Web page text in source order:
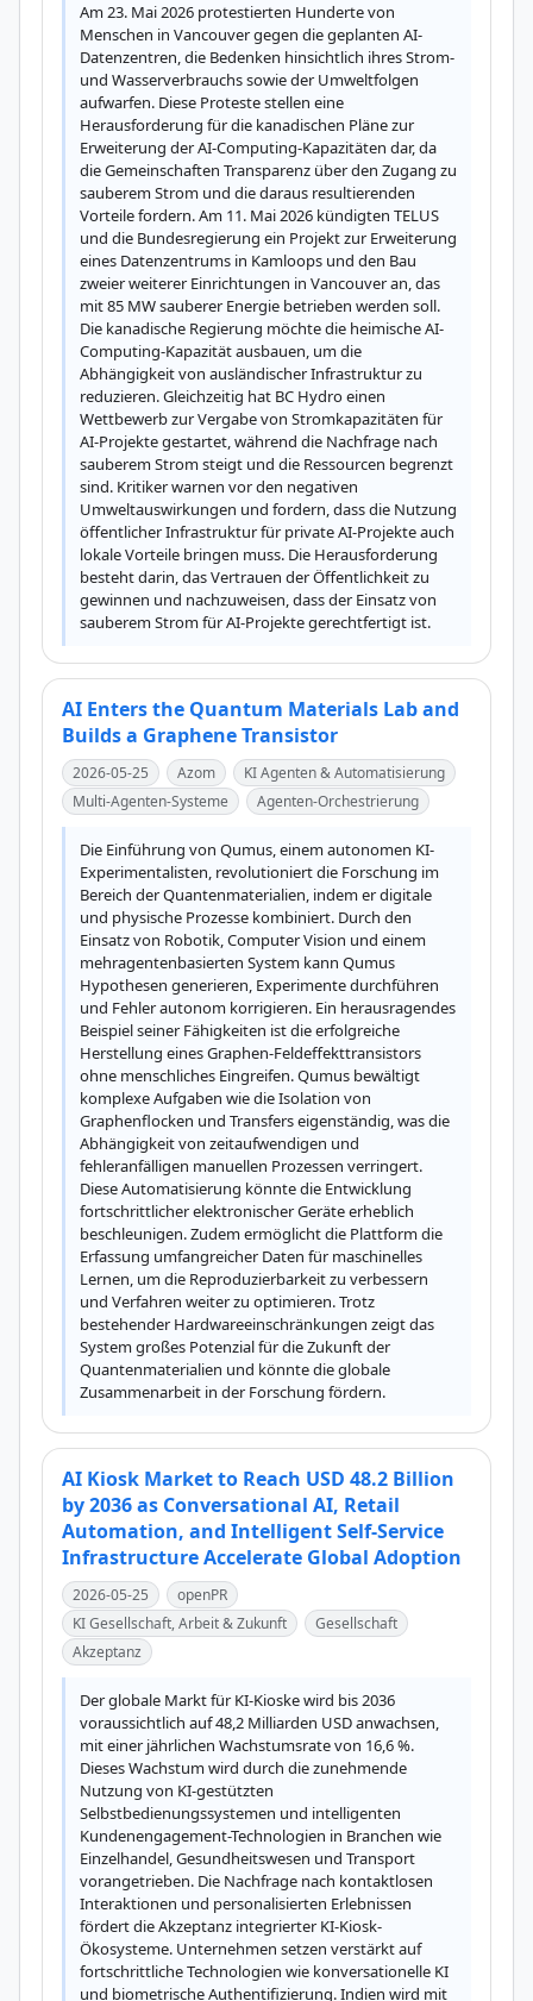
Am 23. Mai 2026 protestierten Hunderte von
Menschen in Vancouver gegen die geplanten AI-
Datenzentren, die Bedenken hinsichtlich ihres Strom-
und Wasserverbrauchs sowie der Umweltfolgen
aufwarfen. Diese Proteste stellen eine
Herausforderung für die kanadischen Pläne zur
Erweiterung der AI-Computing-Kapazitäten dar, da
die Gemeinschaften Transparenz über den Zugang zu
sauberem Strom und die daraus resultierenden
Vorteile fordern. Am 11. Mai 2026 kündigten TELUS
und die Bundesregierung ein Projekt zur Erweiterung
eines Datenzentrums in Kamloops und den Bau
zweier weiterer Einrichtungen in Vancouver an, das
mit 85 MW sauberer Energie betrieben werden soll.
Die kanadische Regierung möchte die heimische AI-
Computing-Kapazität ausbauen, um die
Abhängigkeit von ausländischer Infrastruktur zu
reduzieren. Gleichzeitig hat BC Hydro einen
Wettbewerb zur Vergabe von Stromkapazitäten für
AI-Projekte gestartet, während die Nachfrage nach
sauberem Strom steigt und die Ressourcen begrenzt
sind. Kritiker warnen vor den negativen
Umweltauswirkungen und fordern, dass die Nutzung
öffentlicher Infrastruktur für private AI-Projekte auch
lokale Vorteile bringen muss. Die Herausforderung
besteht darin, das Vertrauen der Öffentlichkeit zu
gewinnen und nachzuweisen, dass der Einsatz von
sauberem Strom für AI-Projekte gerechtfertigt ist.
AI Enters the Quantum Materials Lab and
Builds a Graphene Transistor
2026-05-25 Azom
KI Agenten & Automatisierung
Multi-Agenten-Systeme
Agenten-Orchestrierung
Die Einführung von Qumus, einem autonomen KI-
Experimentalisten, revolutioniert die Forschung im
Bereich der Quantenmaterialien, indem er digitale
und physische Prozesse kombiniert. Durch den
Einsatz von Robotik, Computer Vision und einem
mehragentenbasierten System kann Qumus
Hypothesen generieren, Experimente durchführen
und Fehler autonom korrigieren. Ein herausragendes
Beispiel seiner Fähigkeiten ist die erfolgreiche
Herstellung eines Graphen-Feldeffekttransistors
ohne menschliches Eingreifen. Qumus bewältigt
komplexe Aufgaben wie die Isolation von
Graphenflocken und Transfers eigenständig, was die
Abhängigkeit von zeitaufwendigen und
fehleranfälligen manuellen Prozessen verringert.
Diese Automatisierung könnte die Entwicklung
fortschrittlicher elektronischer Geräte erheblich
beschleunigen. Zudem ermöglicht die Plattform die
Erfassung umfangreicher Daten für maschinelles
Lernen, um die Reproduzierbarkeit zu verbessern
und Verfahren weiter zu optimieren. Trotz
bestehender Hardwareeinschränkungen zeigt das
System großes Potenzial für die Zukunft der
Quantenmaterialien und könnte die globale
Zusammenarbeit in der Forschung fördern.
AI Kiosk Market to Reach USD 48.2 Billion
by 2036 as Conversational AI, Retail
Automation, and Intelligent Self-Service
Infrastructure Accelerate Global Adoption
2026-05-25
openPR
KI Gesellschaft, Arbeit & Zukunft
Gesellschaft
Akzeptanz
Der globale Markt für KI-Kioske wird bis 2036
voraussichtlich auf 48,2 Milliarden USD anwachsen,
mit einer jährlichen Wachstumsrate von 16,6 %.
Dieses Wachstum wird durch die zunehmende
Nutzung von KI-gestützten
Selbstbedienungssystemen und intelligenten
Kundenengagement-Technologien in Branchen wie
Einzelhandel, Gesundheitswesen und Transport
vorangetrieben. Die Nachfrage nach kontaktlosen
Interaktionen und personalisierten Erlebnissen
fördert die Akzeptanz integrierter KI-Kiosk-
Ökosysteme. Unternehmen setzen verstärkt auf
fortschrittliche Technologien wie konversationelle KI
und biometrische Authentifizierung. Indien wird mit